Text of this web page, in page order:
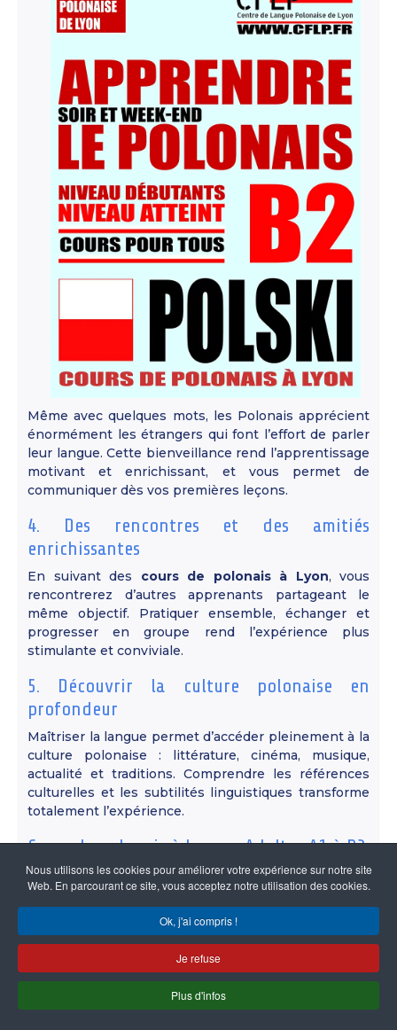
Nous utilisons les cookies pour améliorer votre expérience sur notre site
Web. En parcourant ce site, vous acceptez notre utilisation des cookies.
Ok, j'ai compris !
Je refuse
Plus d'infos
Même avec quelques mots, les Polonais apprécient
énormément les étrangers qui font l’effort de parler
leur langue. Cette bienveillance rend l’apprentissage
motivant et enrichissant, et vous permet de
communiquer dès vos premières leçons.
4. Des rencontres et des amitiés
enrichissantes
En suivant des cours de polonais à Lyon, vous
rencontrerez d’autres apprenants partageant le
même objectif. Pratiquer ensemble, échanger et
progresser en groupe rend l’expérience plus
stimulante et conviviale.
5. Découvrir la culture polonaise en
profondeur
Maîtriser la langue permet d’accéder pleinement à la
culture polonaise : littérature, cinéma, musique,
actualité et traditions. Comprendre les références
culturelles et les subtilités linguistiques transforme
totalement l’expérience.
Cours de polonais à Lyon – Adultes A1 à B2
Notre centre propose descours de polonais à Lyon
pour adultes, du niveau débutant (A1/A2) au niveau
intermédiaire (B1/B2). Vous progressez à l’oral et à
l’écrit grâce à une méthode structurée, une
ambiance conviviale et des supports adaptés.
Centre de Langue Polonaise de Lyon – Le
polonais pour les petits et pour les grands.